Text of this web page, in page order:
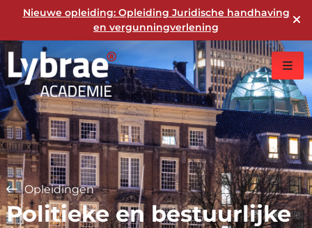
Nieuwe opleiding: Opleiding Juridische handhaving
en vergunningverlening
Opleidingen
Politieke en bestuurlijke